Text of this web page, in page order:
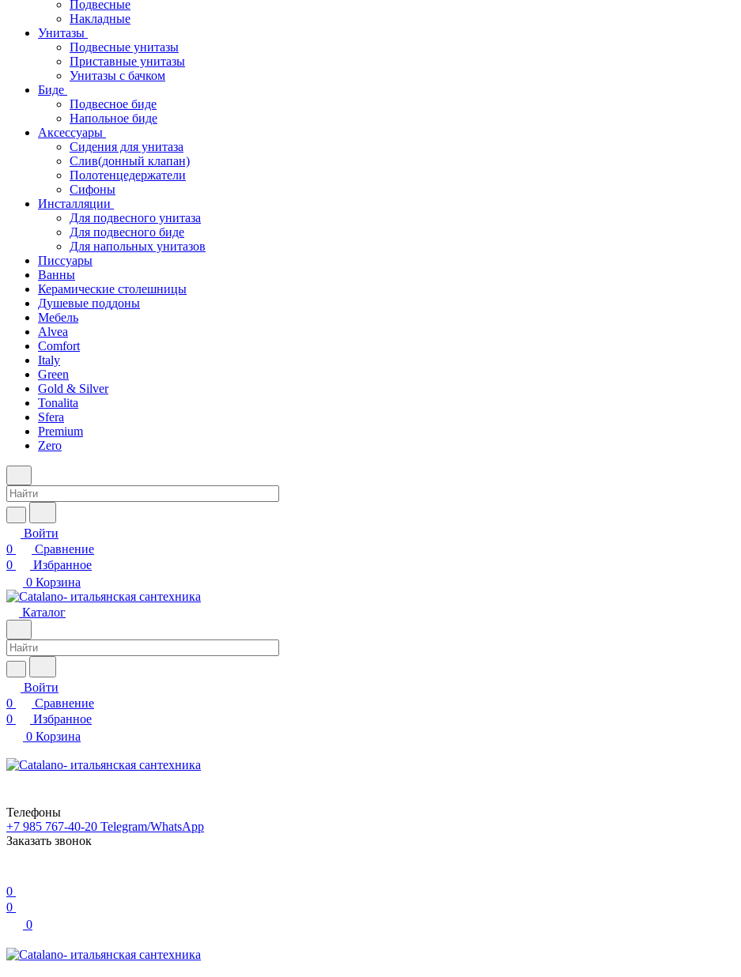
Подвесные
Накладные
Унитазы
Подвесные унитазы
Приставные унитазы
Унитазы с бачком
Биде
Подвесное биде
Напольное биде
Аксессуары
Сидения для унитаза
Слив(донный клапан)
Полотенцедержатели
Сифоны
Инсталляции
Для подвесного унитаза
Для подвесного биде
Для напольных унитазов
Писсуары
Ванны
Керамические столешницы
Душевые поддоны
Мебель
Alvea
Comfort
Italy
Green
Gold & Silver
Tonalita
Sfera
Premium
Zero
Войти
0
Сравнение
0
Избранное
0 Корзина
Каталог
Войти
0
Сравнение
0
Избранное
0 Корзина
Телефоны
+7 985 767-40-20 Telegram/WhatsApp
Заказать звонок
0
0
0